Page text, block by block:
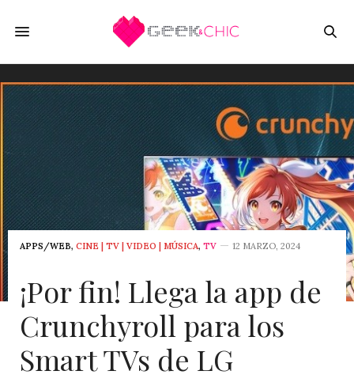
APPS/WEB, CINE | TV | VIDEO | MÚSICA, TV 12 MARZO, 2024
¡Por fin! Llega la app de
Crunchyroll para los
Smart TVs de LG